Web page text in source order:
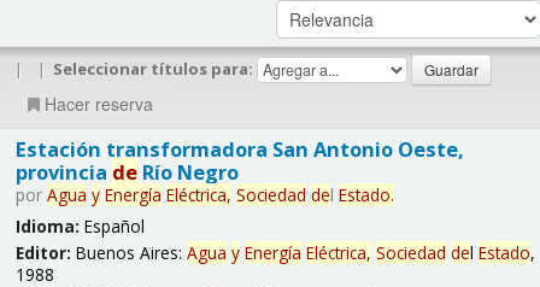
| | Seleccionar títulos para:
Hacer reserva
Estación transformadora San Antonio Oeste,
provincia deRío Negro
por Agua y Energía Eléctrica, Sociedad del Estado.
Idioma: Español
Editor: Buenos Aires: Agua y Energía Eléctrica, Sociedad del Estado,
1988